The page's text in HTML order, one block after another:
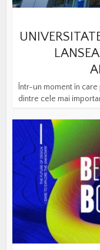
Într-un moment în
dintre cele mai